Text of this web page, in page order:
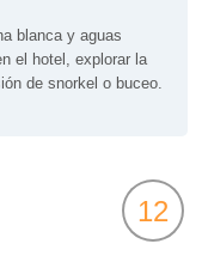
blanca y aguas
el hotel, explorar la
de snorkel o buceo.
12